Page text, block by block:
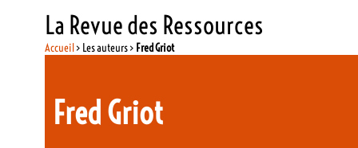
La Revue des Ressources
Accueil> Les auteurs > Fred Griot
Fred Griot